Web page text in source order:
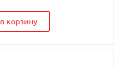
в корзину